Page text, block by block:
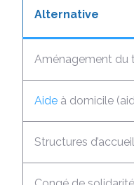
Alternative
Aménagement du
Aide à domicile
Structures